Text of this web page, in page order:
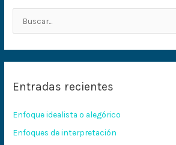
a
p
o
Entradas recientes
Enfoque idealista o alegórico
Enfoques de interpretación